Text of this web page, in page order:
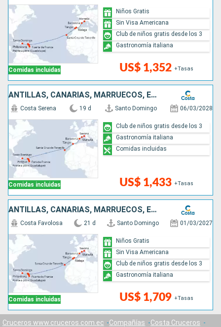
Comidas incluidas US$ 1,352 +Tasas
Niños Gratis
Sin Visa Americana
Club de niños gratis desde los 3
Gastronomía italiana
ANTILLAS, CANARIAS, MARRUECOS, ESPAÑA, FRANCIA, ITALIA
Comidas incluidas
Costa Serena 19 d Santo Domingo 06/03/2028
US$ 1,433 +Tasas
Club de niños gratis desde los 3
Gastronomía italiana
Comidas incluidas
ANTILLAS, CANARIAS, MARRUECOS, ESPAÑA, FRANCIA, ITALIA
Comidas incluidas
Costa Favolosa 21 d Santo Domingo 01/03/2027
US$ 1,709 +Tasas
Niños Gratis
Sin Visa Americana
Club de niños gratis desde los 3
Gastronomía italiana
Cruceros www.cruceros.com.ec Compañías
Costa Cruceros